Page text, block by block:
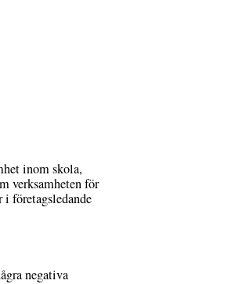
inom skola,
verksamheten för
företagsledande
negativa